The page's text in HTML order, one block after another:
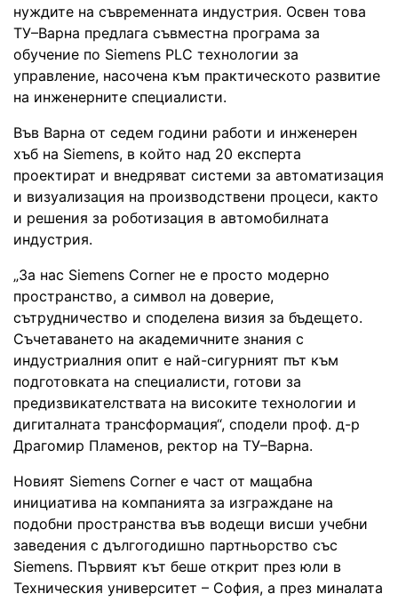
нуждите на съвременната индустрия. Освен това
ТУ–Варна предлага съвместна програма за
обучение по Siemens PLC технологии за
управление, насочена към практическото развитие
на инженерните специалисти.
Във Варна от седем години работи и инженерен
хъб на Siemens, в който над 20 експерта
проектират и внедряват системи за автоматизация
и визуализация на производствени процеси, както
и решения за роботизация в автомобилната
индустрия.
„За нас Siemens Corner не е просто модерно
пространство, а символ на доверие,
сътрудничество и споделена визия за бъдещето.
Съчетаването на академичните знания с
индустриалния опит е най-сигурният път към
подготовката на специалисти, готови за
предизвикателствата на високите технологии и
дигиталната трансформация“, сподели проф. д-р
Драгомир Пламенов, ректор на ТУ–Варна.
Новият Siemens Corner е част от мащабна
инициатива на компанията за изграждане на
подобни пространства във водещи висши учебни
заведения с дългогодишно партньорство със
Siemens. Първият кът беше открит през юли в
Техническия университет – София, а през миналата